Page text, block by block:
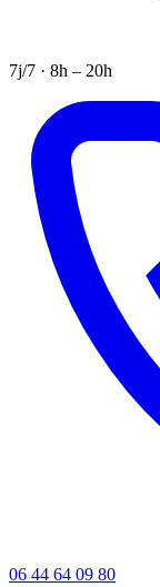
7j/7 · 8h – 20h
06 44 64 09 80